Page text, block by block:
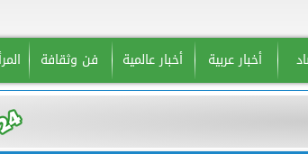
أخبار عربية أخبار عالمية فن وثقافة